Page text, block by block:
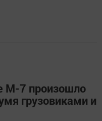
М-7 произошло
грузовиками и